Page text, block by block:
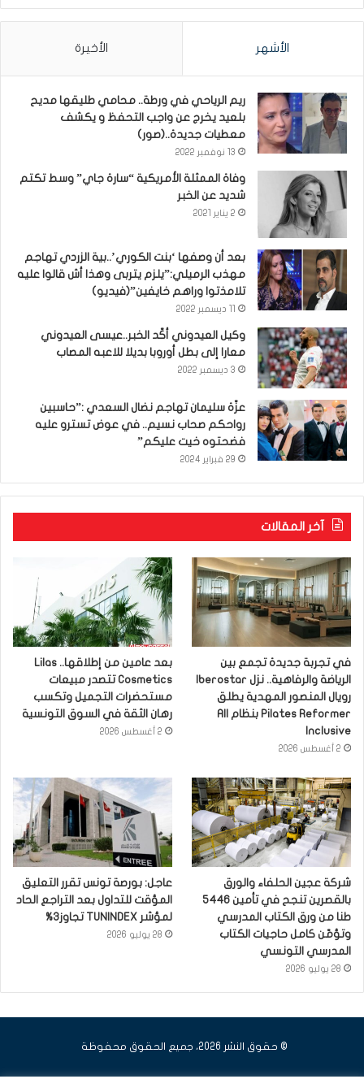
الأشهر الأخيرة
ريم الرياحي في ورطة.. محامي طليقها مديح
بلعيد يخرج عن واجب التحفظ و يكشف
معطيات جديدة..(صور)
13 نوفمبر 2022
وفاة الممثلة الأمريكية “سارة جاي” وسط تكتم
شديد عن الخبر
2 يناير 2021
بعد أن وصفها ‘بنت الكوري’..بية الزردي تهاجم
مهذب الرميلي:”يلزم يتربى وهذا أش قالوا عليه
تلامذتوا وراهم خايفين”(فيديو)
وكيل العيدوني أكّد الخبر..عيسى العيدوني
معارا إلى بطل أوروبا بديلا للاعبه المصاب
3 ديسمبر 2022
عزّة سليمان تهاجم نضال السعدي :”حاسبين
رواحكم صحاب نسيم.. في عوض تسترو عليه
فضحتوه خيت عليكم”
29 فبراير 2024
آخر المقالات
في تجربة جديدة تجمع بين
رويال المنصور المهدية يطلق
Pilates Reformer بنظام All
Inclusive
2 أغسطس 2026
بعد عامين من إطلاقها.. Lilas
Cosmetics تتصدر مبيعات
مستحضرات التجميل وتكسب
رهان الثقة في السوق التونسية
2 أغسطس 2026
شركة عجين الحلفاء والورق
بالقصرين تنجح في تأمين 5446
طنا من ورق الكتاب المدرسي
وتؤمّن كامل حاجيات الكتاب
المدرسي التونسي
28 يوليو 2026
عاجل: بورصة تونس تقرر التعليق
المؤقت للتداول بعد التراجع الحاد
لمؤشر TUNINDEX تجاوز3%
28 يوليو 2026
© حقوق النشر 2026، جميع الحقوق محفوظة